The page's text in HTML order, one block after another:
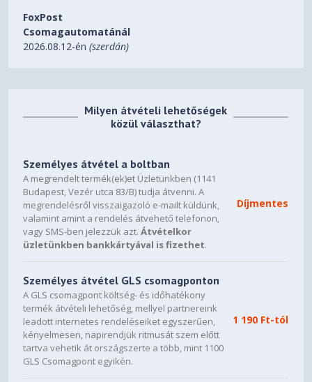
cipzáras zsebekben elrendezheti a holmijait, és útközben
is könnyen hozzáférhet a napszemüvegéhez, a
Specifikációk
Képernyőméret (átlós)
15,6"
Színek
Fekete
Minimális méretek (Szé x Mé x Ma)
42,54 x 12,7 x 31,75 cm
Súly
0,46 kg
FoxPost
Csomagautomatánál
2026.08.12-én(szerdán)
Milyen átvételi lehetőségek
közül választhat?
Személyes átvétel a boltban
A megrendelt termék(ek)et Üzletünkben (1141
Budapest, Vezér utca 83/B) tudja átvenni. A
megrendelésről visszaigazoló e-mailt küldünk,
valamint amint a rendelés átvehető telefonon,
vagy SMS-ben jelezzük azt.Átvételkor
üzletünkben bankkártyával is fizethet.
Díjmentes
Személyes átvétel GLS csomagponton
A GLS csomagpont költség- és időhatékony
termék átvételi lehetőség, mellyel partnereink
leadott internetes rendeléseiket egyszerűen,
kényelmesen, napirendjük ritmusát szem előtt
tartva vehetik át országszerte a több, mint 1100
GLS Csomagpont egyikén.
1 190 Ft-tól